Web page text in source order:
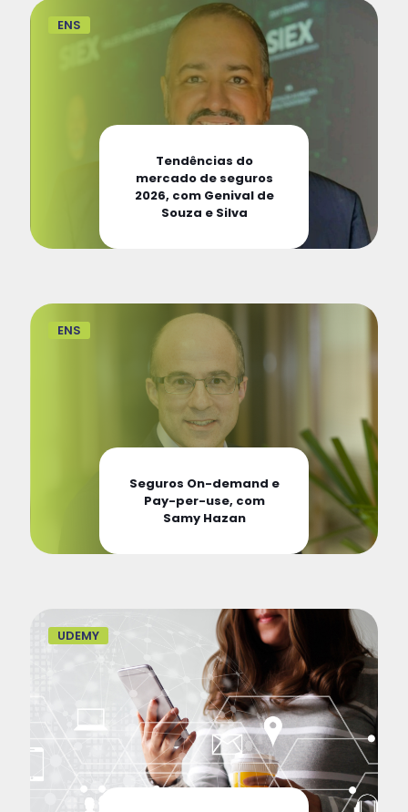
ENS
Tendências do
mercado de seguros
2026, com Genival de
Souza e Silva
ENS
Seguros On-demand e
Pay-per-use, com
Samy Hazan
UDEMY